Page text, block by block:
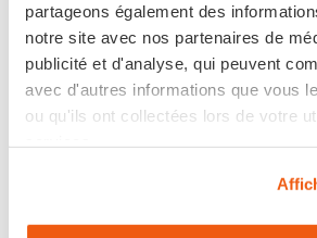
partageons également des
notre site avec nos partenaires de
publicité et d'analyse, qui peuvent
avec d'autres informations que vous
ou qu'ils ont collectées lors de votre
PRÉVENEZ-MOI LORSQUE LE
DISPONIBLE